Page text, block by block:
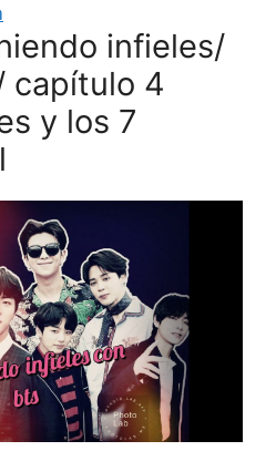
infieles/
capítulo 4
y los 7